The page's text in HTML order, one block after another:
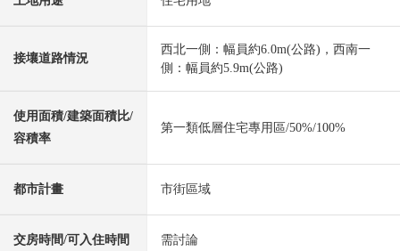
接壤道路情況
西北一側：幅員約6.0m(公路)，西南一
側：幅員約5.9m(公路)
使用面積/建築面積比/
容積率
第一類低層住宅專用區/50%/100%
都市計畫 市街區域
交房時間/可入住時間 需討論